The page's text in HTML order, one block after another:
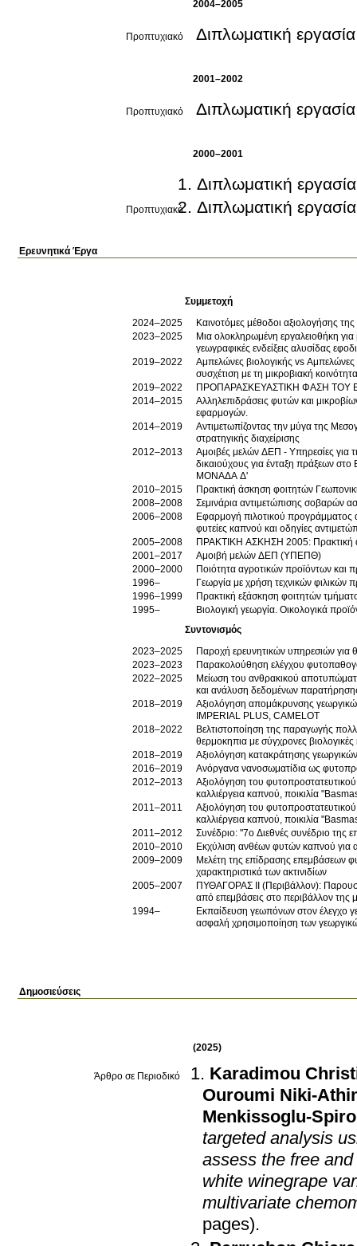
2004–2005
Προπτυχιακό Διπλωματική εργασία
2001–2002
Προπτυχιακό Διπλωματική εργασία
2000–2001
Προπτυχιακό
Διπλωματική εργασία
Διπλωματική εργασία
Ερευνητικά Έργα
Συμμετοχή
2024–2025
Καινοτόμες μέθοδοι αξιολογήσης
2023–2025
Μια ολοκληρωμένη εργαλειοθήκη
γεωγραφικές ενδείξεις αλυσίδας
2019–2022
Αμπελώνες βιολογικής vs
συσχέτιση με τη μικροβιακή
2019–2022
ΠΡΟΠΑΡΑΣΚΕΥΑΣΤΙΚΗ ΦΑΣΗ ΤΟΥ
2014–2015
Αλληλεπιδράσεις φυτών και
εφαρμογών.
2014–2019
Αντιμετωπίζοντας την μύγα της
στρατηγικής διαχείρισης
2012–2013
Αμοιβές μελών ΔΕΠ - Υπηρεσίες για
δικαιούχους για ένταξη
ΜΟΝΑΔΑ Δ'
2010–2015
Πρακτική άσκηση φοιτητών
2008–2008
Σεμινάρια αντιμετώπισης σοβαρών
2006–2008
Εφαρμογή πιλοτικού προγράμματος
φυτείες καπνού και οδηγίες
2005–2008
ΠΡΑΚΤΙΚΗ ΑΣΚΗΣΗ 2005: Πρακτική
2001–2017
Αμοιβή μελών ΔΕΠ (ΥΠΕΠΘ)
2000–2000
Ποιότητα αγροτικών προϊόντων και
1996–
Γεωργία με χρήση τεχνικών φιλικών
1996–1999
Πρακτική εξάσκηση φοιτητών
1995–
Βιολογική γεωργία. Οικολογικά
Συντονισμός
2023–2025
Παροχή ερευνητικών υπηρεσιών για
2023–2023
Παρακολούθηση ελέγχου
2022–2025
Μείωση του ανθρακικού
και ανάλυση δεδομένων
2018–2019
Αξιολόγηση απομάκρυνσης
IMPERIAL PLUS, CAMELOT
2018–2022
Βελτιστοποίηση της παραγωγής
θερμοκηπια με σύγχρονες βιολογικές
2018–2019
Αξιολόγηση κατακράτησης
2016–2019
Ανόργανα νανοσωματίδια ως
2012–2013
Αξιολόγηση του
καλλιέργεια καπνού, ποικιλία
2011–2011
Αξιολόγηση του
καλλιέργεια καπνού, ποικιλία
2011–2012
Συνέδριο: "7ο Διεθνές συνέδριο της
2010–2010
Εκχύλιση ανθέων φυτών καπνού για
2009–2009
Μελέτη της επίδρασης επεμβάσεων
χαρακτηριστικά των ακτινιδίων
2005–2007
ΠΥΘΑΓΟΡΑΣ ΙΙ (Περιβάλλον):
από επεμβάσεις στο περιβάλλον της
1994–
Εκπαίδευση γεωπόνων στον έλεγχο
ασφαλή χρησιμοποίηση των
Δημοσιεύσεις
(2025)
Άρθρο σε Περιοδικό
Karadimou
Ouroumi Niki-
Menkissoglu-
targeted analysis
assess the free
white winegrape
multivariate
pages).